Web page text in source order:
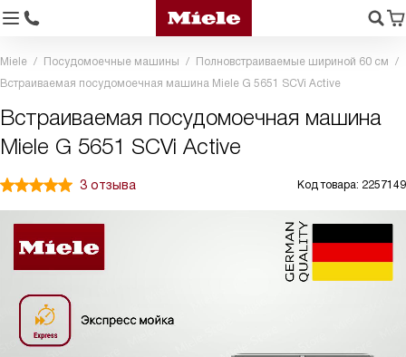
Miele Посудомоечные машины
Полновстраиваемые шириной 60 см
Встраиваемая посудомоечная машина Miele G 5651 SCVi Active
Встраиваемая посудомоечная машина
Miele G 5651 SCVi Active
3 отзыва Код товара: 2257149